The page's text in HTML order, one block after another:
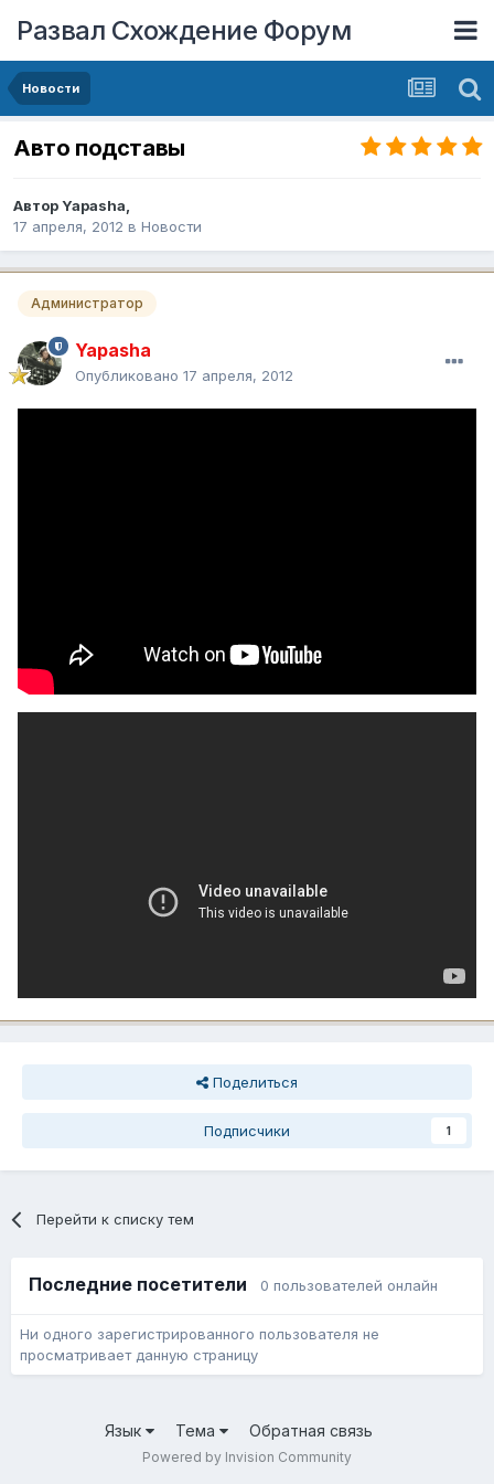
Развал Схождение Форум
Новости
Авто подставы
АвторYapasha,
17 апреля, 2012 в Новости
Администратор
Yapasha
Опубликовано 17 апреля, 2012
Поделиться
Подписчики 1
Перейти к списку тем
Последние посетители 0 пользователей онлайн
Ни одного зарегистрированного пользователя не
просматривает данную страницу
Язык Тема Обратная связь
Powered by Invision Community